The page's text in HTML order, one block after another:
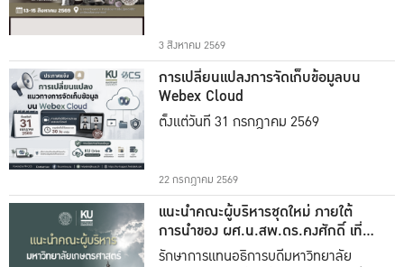
3 สิงหาคม 2569
การเปลี่ยนแปลงการจัดเก็บข้อมูลบน
Webex Cloud
ตั้งแต่วันที่ 31 กรกฎาคม 2569
22 กรกฎาคม 2569
แนะนำคณะผู้บริหารชุดใหม่ ภายใต้
การนำของ ผศ.น.สพ.ดร.คงศักดิ์ เที่ยง
ธรรม
รักษาการแทนอธิการบดีมหาวิทยาลัย